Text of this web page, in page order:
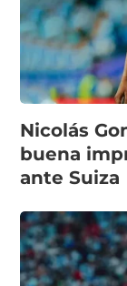
Nicolás
buena
ante Suiza